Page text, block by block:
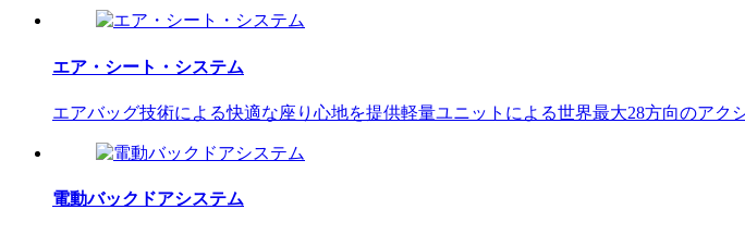
エア・シート・システム
エアバッグ技術による快適な座り心地を提供軽量ユニットによる世界最大28方向のア
電動バックドアシステム